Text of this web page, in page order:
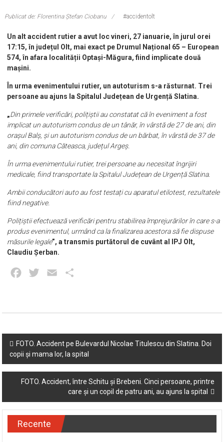
Publicat de: Florentina Ștefan Ciobanu #accidentolt
Un alt accident rutier a avut loc vineri, 27 ianuarie, în jurul orei
17:15, în județul Olt, mai exact pe Drumul Național 65 – European
574, în afara localității Optași-Măgura, fiind implicate două
mașini.
În urma evenimentului rutier, un autoturism s-a răsturnat. Trei
persoane au ajuns la Spitalul Județean de Urgență Slatina.
„Din primele verificări, polițiștii au constatat că în eveniment a fost
implicat un autoturism condus de un tânăr, în vârstă de 27 de ani, din
orașul Balș, și un autoturism condus de un bărbat, în vârstă de 37 de
ani, din comuna Căteasca, județul Argeș.
În urma evenimentului rutier, trei persoane au necesitat îngrijiri
medicale, fiind transportate la Spitalul Județean de Urgență Slatina.
Ambii conducători auto au fost testați cu aparatul etilotest, rezultatele
fiind negative.
Polițiștii efectuează verificări pentru stabilirea împrejurărilor în care s-a
produs evenimentul, urmând ca la finalizarea acestora să fie dispuse
măsurile legale”, a transmis purtătorul de cuvânt al IPJ Olt,
Claudiu Șerban.
Facebook
Twitter Email
Post
navigation
FOTO. Accident pe Bulevardul Nicolae Titulescu din Slatina. Doi
copii și mama lor, la spital
FOTO. Accident, între Schitu și Brebeni. Cinci persoane, printre
care și un copil de patru ani, au ajuns la spital
Recente